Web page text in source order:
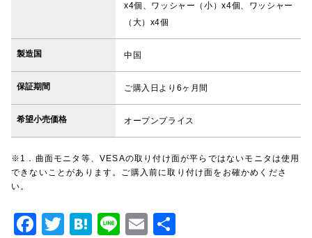
x4個、ワッシャー（小）x4個、ワッシャー
（大）x4個
製造国 中国
保証期間 ご購入日より6ヶ月間
希望小売価格 オープンプライス
※1．曲面モニタ等、VESAの取り付け面が平らではないモニタは使用
できないことがあります。ご購入前に取り付け面をお確かめくださ
い。
F
T
H
Li
E